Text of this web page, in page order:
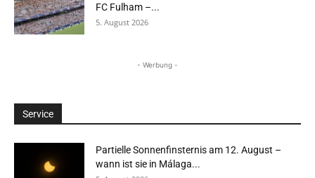
FC Fulham –...
5. August 2026
- Werbung -
Service
Partielle Sonnenfinsternis am 12. August –
wann ist sie in Málaga...